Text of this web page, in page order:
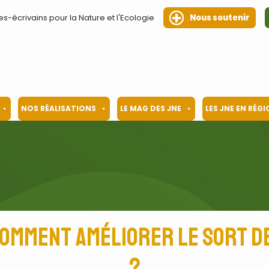
écrivains pour la Nature et l'Ecologie Nous soutenir
NOS RÉALISATIONS LE MAG DES JNE LES JNE EN
améliorer le sort